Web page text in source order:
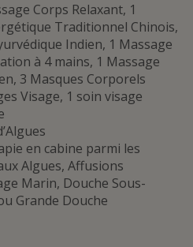
Corps Relaxant, 1
Traditionnel Chinois,
Indien, 1 Massage
à 4 mains, 1 Massage
3 Masques Corporels
Visage, 1 soin visage
en cabine parmi les
Algues, Affusions
Marin, Douche Sous-
Grande Douche